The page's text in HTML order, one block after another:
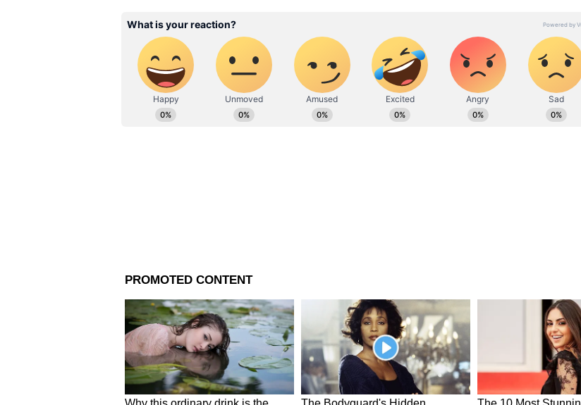
কলকাতায় রান্নার গ্যাসের দাম জুন মাসে একই রয়েছে। এই মাসে কলকাতায় রান্নার
ইমেলে ‘XX’ লেখা মানে চুমু পাঠানো? নিজের বসের বিরুদ্ধেই কেস ঠুকে দিলেন মহিলা
কর্মী
Benefits of Garlic For Sex: রসুনেই মিলবে চরম যৌন সুখ, জেনে নিন টোটকা
Sex Tips: সেক্সে সমস্যা? যৌন জীবনে স্ফূর্তি ফিরিয়ে আনতে মেনে চলুন কয়েকটি
গুরুত্বপূর্ণ টিপস
WD Web Desk - ANB